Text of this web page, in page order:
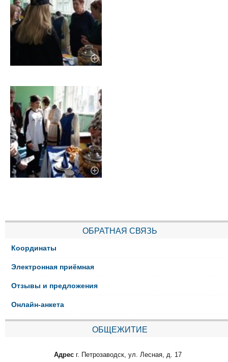
ОБРАТНАЯ СВЯЗЬ
Координаты
Электронная приёмная
Отзывы и предложения
Онлайн-анкета
ОБЩЕЖИТИЕ
Адрес г. Петрозаводск, ул. Лесная, д. 17